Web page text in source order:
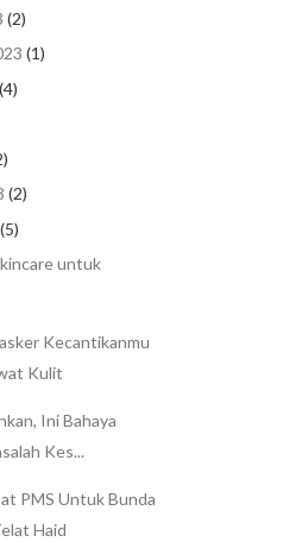
(2)
(1)
(4)
(2)
(5)
untuk
Kecantikanmu
Kulit
Ini Bahaya
Kes...
PMS Untuk Bunda
Haid